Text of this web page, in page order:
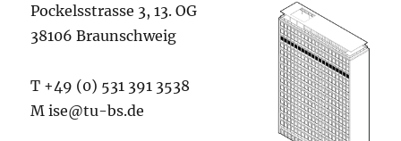
Pockelsstrasse 3, 13. OG
38106 Braunschweig
T +49 (0) 531 391 3538
M ise@tu-bs.de